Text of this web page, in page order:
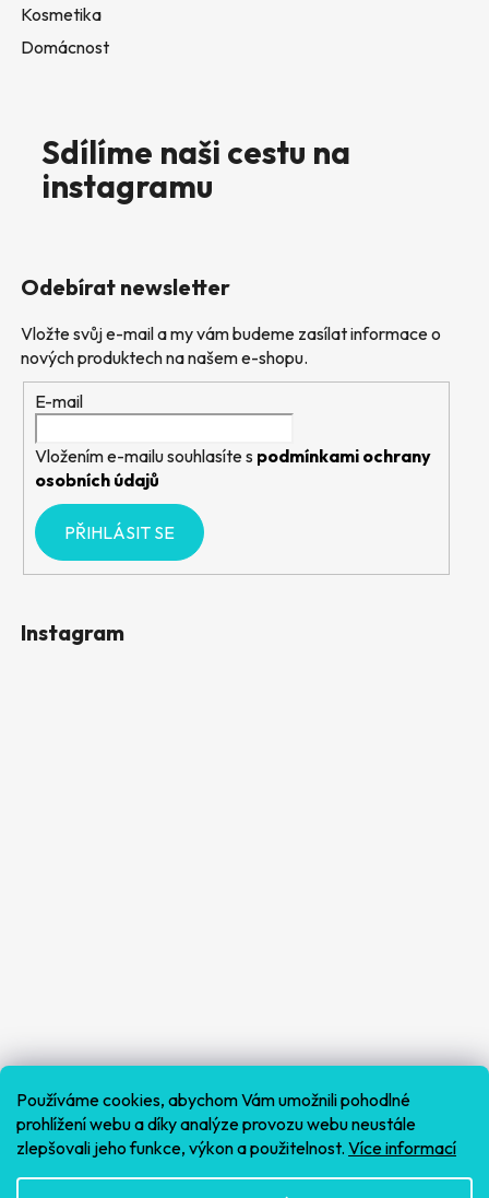
Používáme cookies, abychom Vám umožnili pohodlné
prohlížení webu a díky analýze provozu webu neustále
zlepšovali jeho funkce, výkon a použitelnost. Více informací
Kosmetika
Domácnost
Sdílíme naši cestu na
instagramu
Odebírat newsletter
Vložte svůj e-mail a my vám budeme zasílat informace o
nových produktech na našem e-shopu.
E-mail
Vložením e-mailu souhlasíte s podmínkami ochrany
osobních údajů
PŘIHLÁSIT SE
Instagram